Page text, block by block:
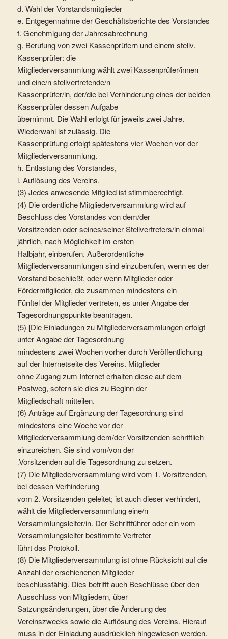
d. Wahl der Vorstandsmitglieder
e. Entgegennahme der Geschäftsberichte des Vorstandes
f. Genehmigung der Jahresabrechnung
g. Berufung von zwei Kassenprüfern und einem stellv.
Kassenprüfer: die
Mitgliederversammlung wählt zwei Kassenprüfer/innen
und eine/n stellvertretende/n
Kassenprüfer/in, der/die bei Verhinderung eines der beiden
Kassenprüfer dessen Aufgabe
übernimmt. Die Wahl erfolgt für jeweils zwei Jahre.
Wiederwahl ist zulässig. Die
Kassenprüfung erfolgt spätestens vier Wochen vor der
Mitgliederversammlung.
h. Entlastung des Vorstandes,
i. Auflösung des Vereins.
(3) Jedes anwesende Mitglied ist stimmberechtigt.
(4) Die ordentliche Mitgliederversammlung wird auf
Beschluss des Vorstandes von dem/der
Vorsitzenden oder seines/seiner Stellvertreters/in einmal
jährlich, nach Möglichkeit im ersten
Halbjahr, einberufen. Außerordentliche
Mitgliederversammlungen sind einzuberufen, wenn es der
Vorstand beschließt, oder wenn Mitglieder oder
Fördermitglieder, die zusammen mindestens ein
Fünftel der Mitglieder vertreten, es unter Angabe der
Tagesordnungspunkte beantragen.
(5) [Die Einladungen zu Mitgliederversammlungen erfolgt
unter Angabe der Tagesordnung
mindestens zwei Wochen vorher durch Veröffentlichung
auf der Internetseite des Vereins. Mitglieder
ohne Zugang zum Internet erhalten diese auf dem
Postweg, sofern sie dies zu Beginn der
Mitgliedschaft mitteilen.
(6) Anträge auf Ergänzung der Tagesordnung sind
mindestens eine Woche vor der
Mitgliederversammlung dem/der Vorsitzenden schriftlich
einzureichen. Sie sind vom/von der
‚Vorsitzenden auf die Tagesordnung zu setzen.
(7) Die Mitgliederversammlung wird vom 1. Vorsitzenden,
bei dessen Verhinderung
vom 2. Vorsitzenden geleitet; ist auch dieser verhindert,
wählt die Mitgliederversammlung eine/n
Versammlungsleiter/in. Der Schriftführer oder ein vom
Versammlungsleiter bestimmte Vertreter
führt das Protokoll.
(8) Die Mitgliederversammlung ist ohne Rücksicht auf die
Anzahl der erschienenen Mitglieder
beschlussfähig. Dies betrifft auch Beschlüsse über den
Ausschluss von Mitgliedern, über
Satzungsänderungen, über die Änderung des
Vereinszwecks sowie die Auflösung des Vereins. Hierauf
muss in der Einladung ausdrücklich hingewiesen werden.